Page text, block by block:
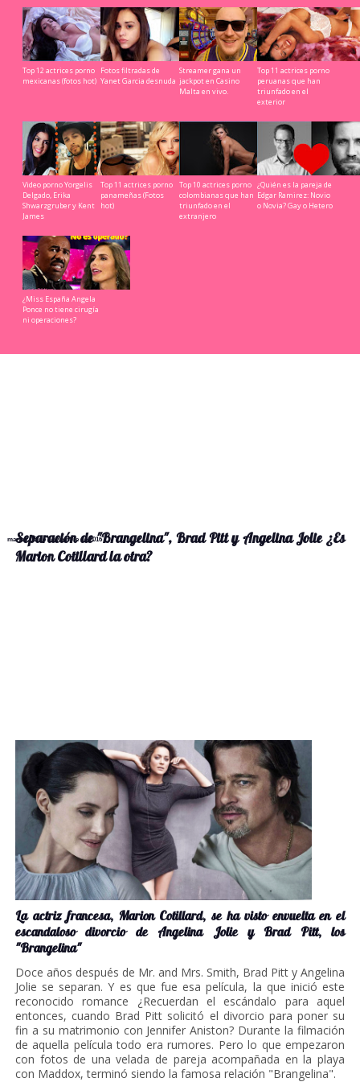
Top 12 actrices porno
mexicanas (fotos hot)
Fotos filtradas de
Yanet Garcia desnuda
Streamer gana un
jackpot en Casino
Malta en vivo.
Top 11 actrices porno
peruanas que han
triunfado en el
exterior
Video porno Yorgelis
Delgado, Erika
Shwarzgruber y Kent
James
Top 11 actrices porno
panameñas (Fotos
hot)
Top 10 actrices porno
colombianas que han
triunfado en el
extranjero
¿Quién es la pareja de
Edgar Ramirez: Novio
o Novia? Gay o Hetero
¿Miss España Angela
Ponce no tiene cirugía
ni operaciones?
martes, 15 de noviembre de 2016
Separación de "Brangelina", Brad Pitt y Angelina Jolie ¿Es
Marion Cotillard la otra?
La actriz francesa, Marion Cotillard, se ha visto envuelta en el
escandaloso divorcio de Angelina Jolie y Brad Pitt, los
"Brangelina"
Doce años después de Mr. and Mrs. Smith, Brad Pitt y Angelina
Jolie se separan. Y es que fue esa película, la que inició este
reconocido romance ¿Recuerdan el escándalo para aquel
entonces, cuando Brad Pitt solicitó el divorcio para poner su
fin a su matrimonio con Jennifer Aniston? Durante la filmación
de aquella película todo era rumores. Pero lo que empezaron
con fotos de una velada de pareja acompañada en la playa
con Maddox, terminó siendo la famosa relación "Brangelina".